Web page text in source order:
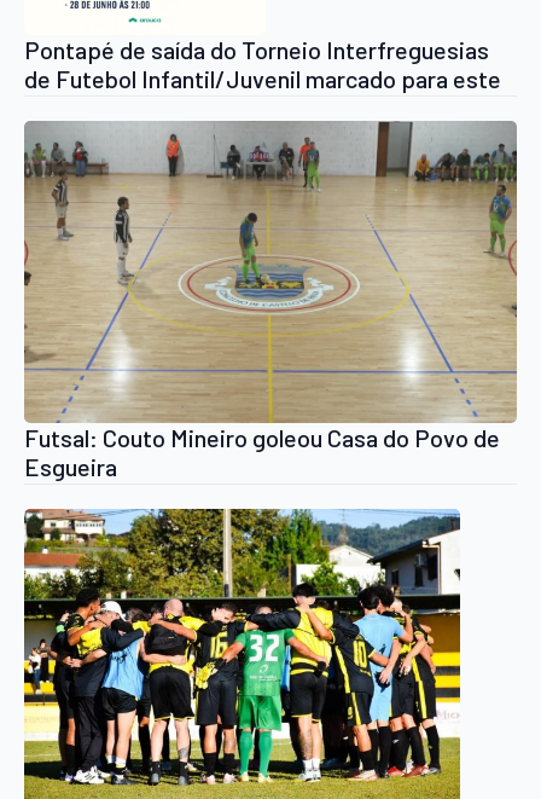
Pontapé de saída do Torneio Interfreguesias
de Futebol Infantil/Juvenil marcado para este
Futsal: Couto Mineiro goleou Casa do Povo de
Esgueira